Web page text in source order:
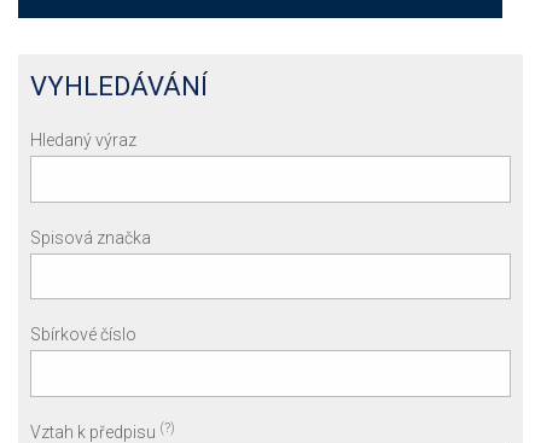
VYHLEDÁVÁNÍ
Hledaný výraz
Spisová značka
Sbírkové číslo
Vztah k předpisu (?)